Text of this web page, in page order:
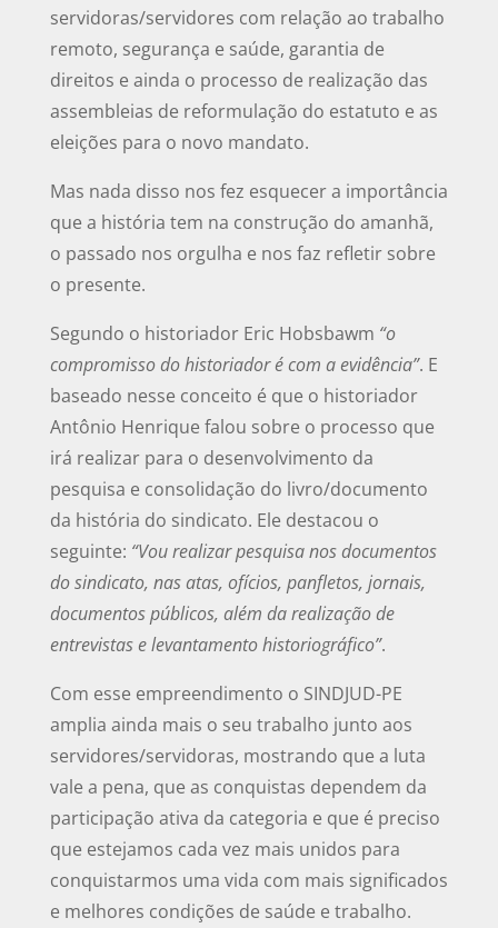
servidoras/servidores com relação ao trabalho
remoto, segurança e saúde, garantia de
direitos e ainda o processo de realização das
assembleias de reformulação do estatuto e as
eleições para o novo mandato.
Mas nada disso nos fez esquecer a importância
que a história tem na construção do amanhã,
o passado nos orgulha e nos faz refletir sobre
o presente.
Segundo o historiador Eric Hobsbawm “o
compromisso do historiador é com a evidência”. E
baseado nesse conceito é que o historiador
Antônio Henrique falou sobre o processo que
irá realizar para o desenvolvimento da
pesquisa e consolidação do livro/documento
da história do sindicato. Ele destacou o
seguinte: “Vou realizar pesquisa nos documentos
do sindicato, nas atas, ofícios, panfletos, jornais,
documentos públicos, além da realização de
entrevistas e levantamento historiográfico”.
Com esse empreendimento o SINDJUD-PE
amplia ainda mais o seu trabalho junto aos
servidores/servidoras, mostrando que a luta
vale a pena, que as conquistas dependem da
participação ativa da categoria e que é preciso
que estejamos cada vez mais unidos para
conquistarmos uma vida com mais significados
e melhores condições de saúde e trabalho.